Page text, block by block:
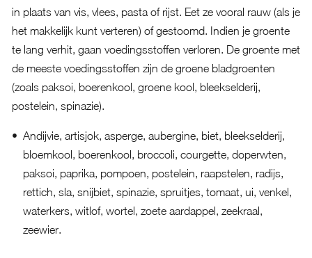
in plaats van vis, vlees, pasta of rijst. Eet ze vooral rauw (als je
het makkelijk kunt verteren) of gestoomd. Indien je groente
te lang verhit, gaan voedingsstoffen verloren. De groente met
de meeste voedingsstoffen zijn de groene bladgroenten
(zoals paksoi, boerenkool, groene kool, bleekselderij,
postelein, spinazie).
Andijvie, artisjok, asperge, aubergine, biet, bleekselderij,
bloemkool, boerenkool, broccoli, courgette, doperwten,
paksoi, paprika, pompoen, postelein, raapstelen, radijs,
rettich, sla, snijbiet, spinazie, spruitjes, tomaat, ui, venkel,
waterkers, witlof, wortel, zoete aardappel, zeekraal,
zeewier.